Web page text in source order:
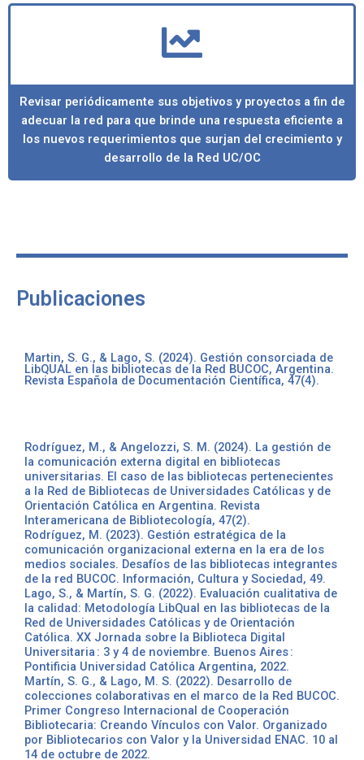
Revisar periódicamente sus objetivos y proyectos a fin de
adecuar la red para que brinde una respuesta eficiente a
los nuevos requerimientos que surjan del crecimiento y
desarrollo de la Red UC/OC
Publicaciones
Martin, S. G., & Lago, S. (2024). Gestión consorciada de
LibQUAL en las bibliotecas de la Red BUCOC, Argentina.
Revista Española de Documentación Científica, 47(4).
Rodríguez, M., & Angelozzi, S. M. (2024). La gestión de
la comunicación externa digital en bibliotecas
universitarias. El caso de las bibliotecas pertenecientes
a la Red de Bibliotecas de Universidades Católicas y de
Orientación Católica en Argentina. Revista
Interamericana de Bibliotecología, 47(2).
Rodríguez, M. (2023). Gestión estratégica de la
comunicación organizacional externa en la era de los
medios sociales. Desafíos de las bibliotecas integrantes
de la red BUCOC. Información, Cultura y Sociedad, 49.
Lago, S., & Martín, S. G. (2022). Evaluación cualitativa de
la calidad: Metodología LibQual en las bibliotecas de la
Red de Universidades Católicas y de Orientación
Católica. XX Jornada sobre la Biblioteca Digital
Universitaria : 3 y 4 de noviembre. Buenos Aires :
Pontificia Universidad Católica Argentina, 2022.
Martín, S. G., & Lago, M. S. (2022). Desarrollo de
colecciones colaborativas en el marco de la Red BUCOC.
Primer Congreso Internacional de Cooperación
Bibliotecaria: Creando Vínculos con Valor. Organizado
por Bibliotecarios con Valor y la Universidad ENAC. 10 al
14 de octubre de 2022.